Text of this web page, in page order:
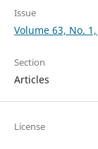
Issue
Volume 63, No.
Section
Articles
License